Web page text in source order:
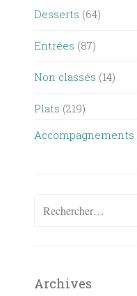
Desserts (64)
Entrées (87)
Non classés (14)
Plats (219)
Accompagnements
Rechercher :
Archives